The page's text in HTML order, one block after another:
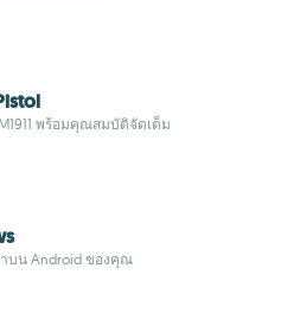
พร้อมคุณสมบัติจัดเต็ม
าบน Android ของคุณ